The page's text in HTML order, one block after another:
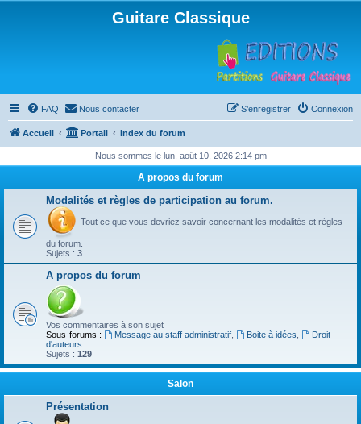
Guitare Classique
FAQ Nous contacter Connexion
S’enregistrer
Accueil Portail Index du forum
Nous sommes le lun. août 10, 2026 2:14 pm
A propos du forum
Modalités et règles de participation au forum.
Tout ce que vous devriez savoir concernant les modalités et règles
du forum.
Sujets : 3
A propos du forum
Vos commentaires à son sujet
Sous-forums :
Message au staff administratif, Boite à idées
Droit
d'auteurs
Sujets : 129
Salon
Présentation